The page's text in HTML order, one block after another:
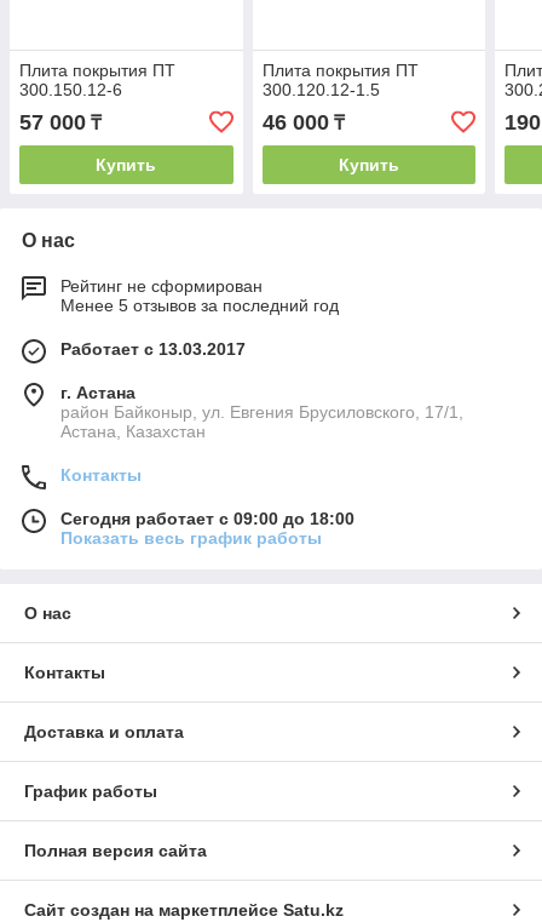
Плита покрытия ПТ
300.150.12-6
57 000 ₸
Купить
Плита покрытия ПТ
300.120.12-1.5
46 000₸
Купить
О нас
Рейтинг не сформирован
Менее 5 отзывов за последний год
Работает с 13.03.2017
г. Астана
район Байконыр, ул. Евгения Брусиловского, 17/1,
Астана, Казахстан
Контакты
Сегодня работает с 09:00 до 18:00
Показать весь график работы
О нас
Контакты
Доставка и оплата
График работы
Полная версия сайта
Сайт создан на маркетплейсе Satu.kz